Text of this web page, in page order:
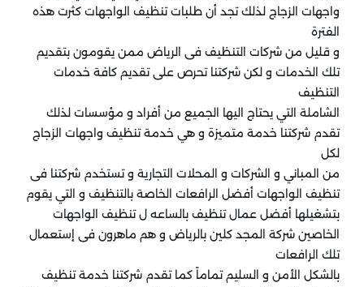
واجهات الزجاج لذلك تجد أن طلبات تنظيف الواجهات كثرت هذه
الفترة
و قليل من شركات التنظيف فى الرياض ممن يقومون بتقديم
تلك الخدمات و لكن شركتنا تحرص على تقديم كافة خدمات
التنظيف
الشاملة التي يحتاج اليها الجميع من أفراد و مؤسسات لذلك
تقدم شركتنا خدمة متميزة و هي خدمة تنظيف واجهات الزجاج
لكل
من المباني و الشركات و المحلات التجارية و تستخدم شركتنا فى
تنظيف الواجهات أفضل الرافعات الخاصة بالتنظيف و التي يقوم
بتشغيلها أفضل عمال تنظيف بالساعه ل تنظيف الواجهات
الخاصين شركة المجد كلين بالرياض و هم ماهرون فى إستعمال
تلك الرافعات
بالشكل الأمن و السليم تماماً كما تقدم شركتنا خدمة تنظيف